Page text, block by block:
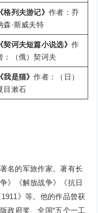
《格列夫游记》作者：乔
森·斯威夫特
《契诃夫短篇小说选》 作
：（俄）契诃夫
《我是猫》作者：（日）
目漱石
名的军旅作家。著有长
》《解放战争》《抗日
》等。他的作品曾获
政府奖、全国“五个一工